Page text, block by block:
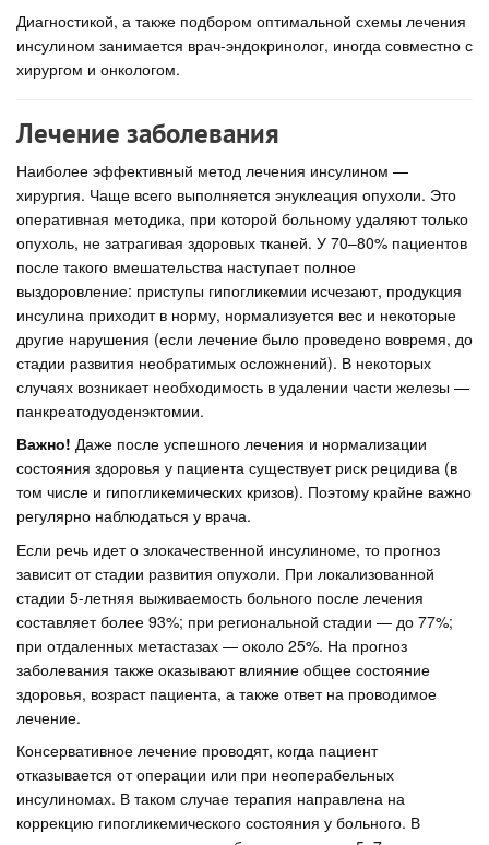
Диагностикой, а также подбором оптимальной схемы лечения
инсулином занимается врач-эндокринолог, иногда совместно с
хирургом и онкологом.
Лечение заболевания
Наиболее эффективный метод лечения инсулином —
хирургия. Чаще всего выполняется энуклеация опухоли. Это
оперативная методика, при которой больному удаляют только
опухоль, не затрагивая здоровых тканей. У 70–80% пациентов
после такого вмешательства наступает полное
выздоровление: приступы гипогликемии исчезают, продукция
инсулина приходит в норму, нормализуется вес и некоторые
другие нарушения (если лечение было проведено вовремя, до
стадии развития необратимых осложнений). В некоторых
случаях возникает необходимость в удалении части железы —
панкреатодуоденэктомии.
Важно! Даже после успешного лечения и нормализации
состояния здоровья у пациента существует риск рецидива (в
том числе и гипогликемических кризов). Поэтому крайне важно
регулярно наблюдаться у врача.
Если речь идет о злокачественной инсулиноме, то прогноз
зависит от стадии развития опухоли. При локализованной
стадии 5-летняя выживаемость больного после лечения
составляет более 93%; при региональной стадии — до 77%;
при отдаленных метастазах — около 25%. На прогноз
заболевания также оказывают влияние общее состояние
здоровья, возраст пациента, а также ответ на проводимое
лечение.
Консервативное лечение проводят, когда пациент
отказывается от операции или при неоперабельных
инсулиномах. В таком случае терапия направлена на
коррекцию гипогликемического состояния у больного. В